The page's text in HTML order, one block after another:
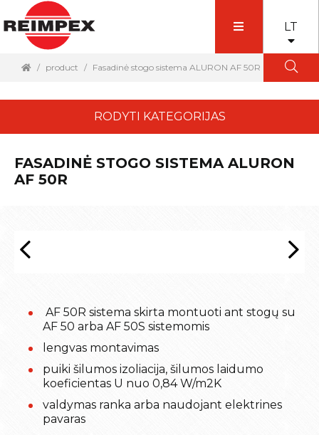
LT
product Fasadinė stogo sistema ALURON AF 50R
RODYTI KATEGORIJAS
FASADINĖ STOGO SISTEMA ALURON
AF 50R
AF 50R sistema skirta montuoti ant stogų su
AF 50 arba AF 50S sistemomis
lengvas montavimas
puiki šilumos izoliacija, šilumos laidumo
koeficientas U nuo 0,84 W/m2K
valdymas ranka arba naudojant elektrines
pavaras